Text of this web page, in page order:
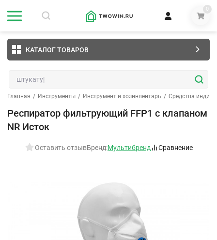
0
КАТАЛОГ ТОВАРОВ
Главная / Инструменты / Инструмент и хозинвентарь / Средства
Респиратор фильтрующий FFP1 с клапаном
NR Исток
Оставить отзывБренд:Мультибренд Сравнение